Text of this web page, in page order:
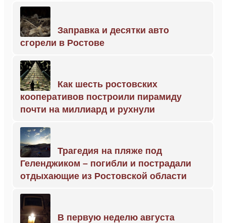
Заправка и десятки авто
сгорели в Ростове
Как шесть ростовских
кооперативов построили пирамиду
почти на миллиард и рухнули
Трагедия на пляже под
Геленджиком – погибли и пострадали
отдыхающие из Ростовской области
В первую неделю августа